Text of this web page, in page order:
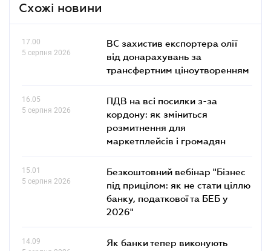
Схожі новини
17.00
5 серпня 2026
ВС захистив експортера олії
від донарахувань за
трансфертним ціноутворенням
16.05
5 серпня 2026
ПДВ на всі посилки з-за
кордону: як зміниться
розмитнення для
маркетплейсів і громадян
15.01
5 серпня 2026
Безкоштовний вебінар "Бізнес
під прицілом: як не стати ціллю
банку, податкової та БЕБ у
2026"
14.09
Як банки тепер виконують